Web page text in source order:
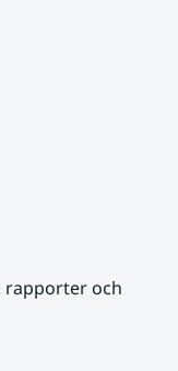
rapporter och